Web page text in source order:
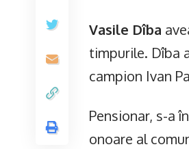
Vasile Dîba
timpurile. Dîba
campion Ivan
Pensionar, s-a
onoare al